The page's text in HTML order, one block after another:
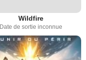
Wildfire
Date de sortie inconnue